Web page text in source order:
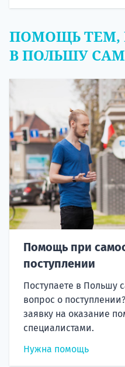
ПОМОЩЬ ТЕМ,
В ПОЛЬШУ
Помощь при
поступлении
Поступаете в Польшу
вопрос о
заявку на оказание
специалистами.
Нужна помощь